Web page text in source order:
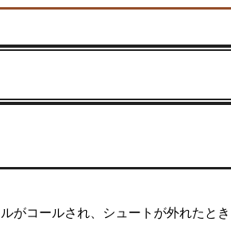
がコールされ、シュートが外れたとき